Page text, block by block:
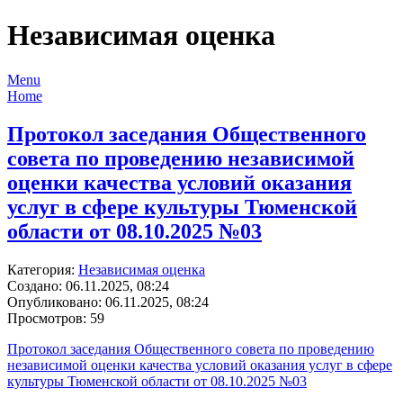
Независимая оценка
Menu
Home
Протокол заседания Общественного
совета по проведению независимой
оценки качества условий оказания
услуг в сфере культуры Тюменской
области от 08.10.2025 №03
Категория: Независимая оценка
Создано: 06.11.2025, 08:24
Опубликовано: 06.11.2025, 08:24
Просмотров: 59
Протокол заседания Общественного совета по проведению
независимой оценки качества условий оказания услуг в сфере
культуры Тюменской области от 08.10.2025 №03